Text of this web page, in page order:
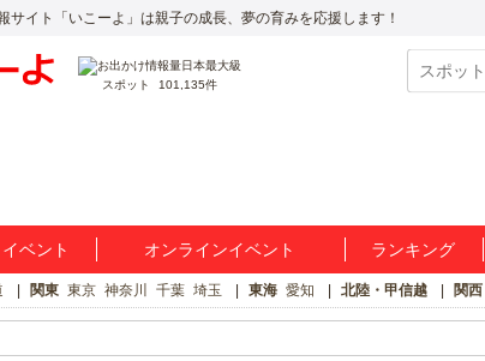
サイト「いこーよ」は親子の成長、夢の育みを応援します！
スポット 101,135件
イベント オンラインイベント ランキング
関東 東京 神奈川 千葉 埼玉 東海 愛知 北陸・甲信越 関西